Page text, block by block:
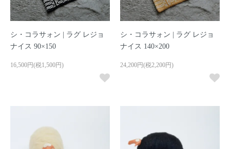
シ・コラサォン | ラグ レジョ
ナイス 90×150
16,500円(税1,500円)
シ・コラサォン | ラグ レジョ
ナイス 140×200
24,200円(税2,200円)